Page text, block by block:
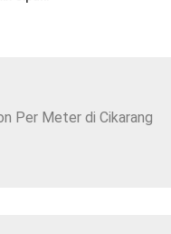
Per Meter di Cikarang